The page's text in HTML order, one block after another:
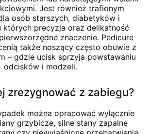
Jest również trafionym
osób starszych, diabetyków i
których precyzja oraz delikatność
znaczenie. Pedicure
także noszący często obuwie z
– gdzie ucisk sprzyja powstawaniu
odcisków i modzeli.
zrezygnować z zabiegu?
można opracować wyłącznie
grzybicze, silne stany zapalne